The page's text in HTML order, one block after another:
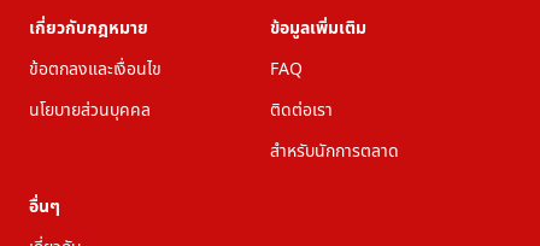
เกี่ยวกับกฎหมาย
ข้อตกลงและเงื่อนไข
นโยบายส่วนบุคคล
ข้อมูลเพิ่มเติม
FAQ
ติดต่อเรา
สำหรับนักการตลาด
อื่นๆ